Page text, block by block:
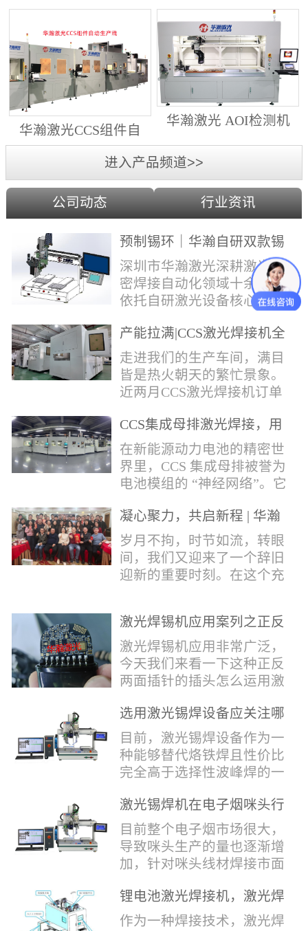
动生产线（纵向线）
射锡膏）激光焊锡机
华瀚激光CCS组件自
动生产线（横向线）
华瀚激光 AOI检测机
（型号HA18DM6)
进入产品频道>>
公司动态 行业资讯
预制锡环｜华瀚自研双款锡
环机，实现焊点标准化量产
深圳市华瀚激光深耕激光精
密焊接自动化领域十余年，
依托自研激光设备核心技
环挤压成型机、多功能锡环
卷绕成型机，两套专业锡环
制备设备，预制标准化锡环
搭配激光定点熔锡工艺，从
方位解决精密电子量产焊接
痛点。预制锡环焊接工艺预
制锡环焊接工艺，核心优势
明显：1.锡料定量可控：锡
环设备提前卷绕/挤压成型，
每一枚锡环锡含量标准化，
激光一次性熔融，焊点大
小、锡厚高度统一...
产能拉满|CCS激光焊接机全
力量产冲刺
走进我们的生产车间，满目
皆是热火朝天的繁忙景象。
近两月CCS激光焊接机订单
和，全员火力全开，全力奔
赴交付节点，用硬核产能响
应市场需求，用严苛品质回
馈每一份客户信任。市场认
的技术、高效智能的生产优
势与零缺陷的品控标准，我
们的CCS激光焊接机持续斩
获大量订单，近两月产能全
开、排期紧凑，生产线有序
整机调试、性能检测到成品
CCS集成母排激光焊接，用
微米级工艺守护新能源电池
生命线
在新能源动力电池的精密世
界里，CCS 集成母排被誉为
电池模组的 “神经网络”。它
电，更承载着电压、温度信
号的实时采集，是连接电芯
与BMS电池管理系统的关键
桥梁。而连接这一切的，正
领域十余载，没有华丽的措
辞，只有最朴实的工艺呈
现，为客户解决实实在在的
落地生产难题。决定电池安
全的“微米关卡”随着新能源
汽车与储能市场爆发式增
凝心聚力，共启新程 | 华瀚
激光年度盛典
岁月不拘，时节如流，转眼
间，我们又迎来了一个辞旧
迎新的重要时刻。在这个充
堂，共同回顾了过去一年的
奋斗与辉煌，分享了成功的
喜悦，并对新的一年充满了
无限憧憬。回望过去，铭记
经理尹建中先生发表了振奋
人心的讲话。他首先对全体
员工在过去一年中的辛勤付
出和卓越贡献表示了最衷心
的感谢，并全面回顾了公司
在过去一年里取得的各项成
激光焊锡机应用案列之正反
两面插针焊接
激光焊锡机应用非常广泛，
今天我们来看一下这种正反
两面插针的插头怎么运用激
反两面都有插针的插头，其
焊接的方式还是有一定的难
点的，第一回流焊和自动烙
铁焊都不合适，因为对面一
会烫伤，在加上有干涉，烙
铁头不方便下去，目前在大
多数情况只能采用人工焊
接，目前人工成本贵，流动
性大，焊接的品质也难保
证。 但采用激光...
选用激光锡焊设备应关注哪
些方面
目前，激光锡焊设备作为一
种能够替代烙铁焊且性价比
完全高于选择性波峰焊的一
来越多的企业关注与使用，
那么在选择激光锡焊设备方
面应该关注哪几点哪？
其一，激光锡焊接设备上
动力核心部件，激光器肯定
是锡焊接设备最至关重要的
一环。目前作为激光锡焊接
激光锡焊机在电子烟咪头行
业的应用
目前整个电子烟市场很大，
导致咪头生产的量也逐渐增
加，针对咪头线材焊接市面
统烙铁焊接，优势价格便
宜，咪头焊接自动化生产线
锂电池激光焊接机，激光焊
锡机厂家如何选？
作为一种焊接技术，激光焊